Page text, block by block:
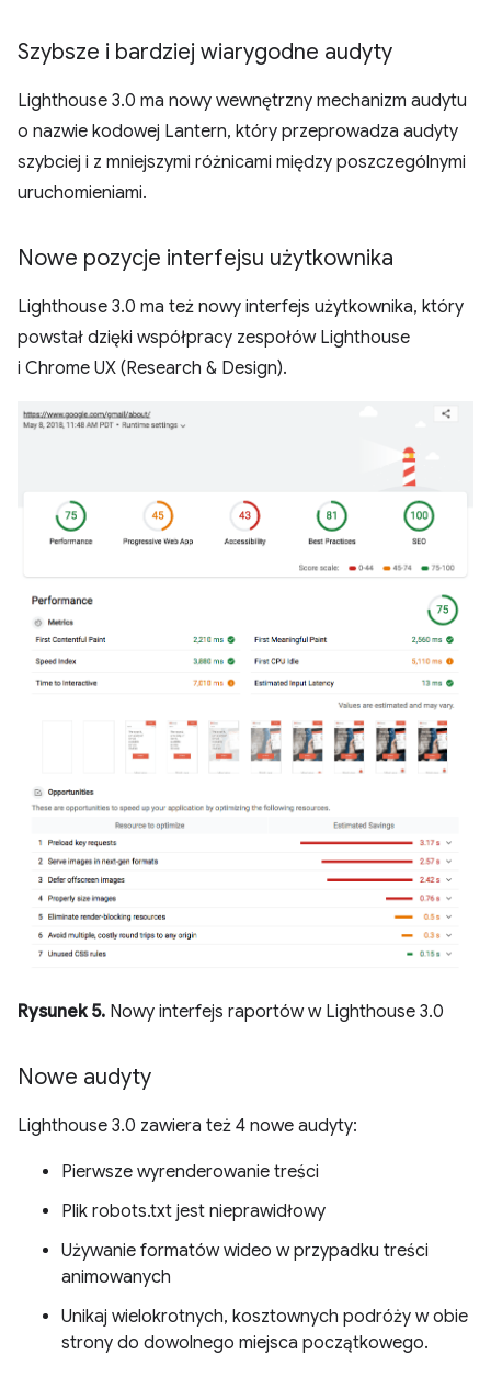
Szybsze i bardziej wiarygodne audyty
Lighthouse 3.0 ma nowy wewnętrzny mechanizm audytu
o nazwie kodowej Lantern, który przeprowadza audyty
szybciej i z mniejszymi różnicami między poszczególnymi
uruchomieniami.
Nowe pozycje interfejsu użytkownika
Lighthouse 3.0 ma też nowy interfejs użytkownika, który
powstał dzięki współpracy zespołów Lighthouse
i Chrome UX (Research & Design).
Rysunek 5. Nowy interfejs raportów w Lighthouse 3.0
Nowe audyty
Lighthouse 3.0 zawiera też 4 nowe audyty:
Pierwsze wyrenderowanie treści
Plik robots.txt jest nieprawidłowy
Używanie formatów wideo w przypadku treści
animowanych
Unikaj wielokrotnych, kosztownych podróży w obie
strony do dowolnego miejsca początkowego.